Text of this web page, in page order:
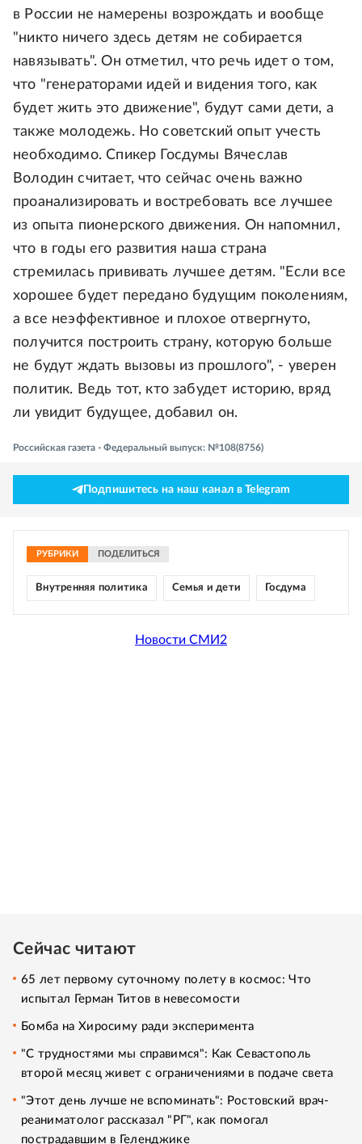
в России не намерены возрождать и вообще
"никто ничего здесь детям не собирается
навязывать". Он отметил, что речь идет о том,
что "генераторами идей и видения того, как
будет жить это движение", будут сами дети, а
также молодежь. Но советский опыт учесть
необходимо. Спикер Госдумы Вячеслав
Володин считает, что сейчас очень важно
проанализировать и востребовать все лучшее
из опыта пионерского движения. Он напомнил,
что в годы его развития наша страна
стремилась прививать лучшее детям. "Если все
хорошее будет передано будущим поколениям,
а все неэффективное и плохое отвергнуто,
получится построить страну, которую больше
не будут ждать вызовы из прошлого", - уверен
политик. Ведь тот, кто забудет историю, вряд
ли увидит будущее, добавил он.
Российская газета - Федеральный выпуск: №108(8756)
Подпишитесь на наш канал в Telegram
РУБРИКИ ПОДЕЛИТЬСЯ
Внутренняя политика Семья и дети Госдума
Новости СМИ2
Сейчас читают
65 лет первому суточному полету в космос: Что
испытал Герман Титов в невесомости
Бомба на Хиросиму ради эксперимента
"С трудностями мы справимся": Как Севастополь
второй месяц живет с ограничениями в подаче света
"Этот день лучше не вспоминать": Ростовский врач-
реаниматолог рассказал "РГ", как помогал
пострадавшим в Геленджике